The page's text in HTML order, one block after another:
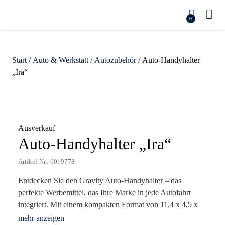
0
Start / Auto & Werkstatt / Autozubehör/ Auto-Handyhalter
„Ira“
Ausverkauf
Auto-Handyhalter „Ira“
Artikel-Nr.: 0019778
Entdecken Sie den Gravity Auto-Handyhalter – das
perfekte Werbemittel, das Ihre Marke in jede Autofahrt
integriert. Mit einem kompakten Format von 11,4 x 4,5 x
8,5 cm findet er in jedem Fahrzeug Platz und sorgt